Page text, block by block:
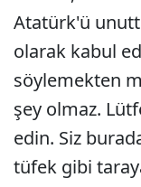
Atatürk'ü
olarak kabul
söylemekten
şey olmaz.
edin. Siz
tüfek gibi